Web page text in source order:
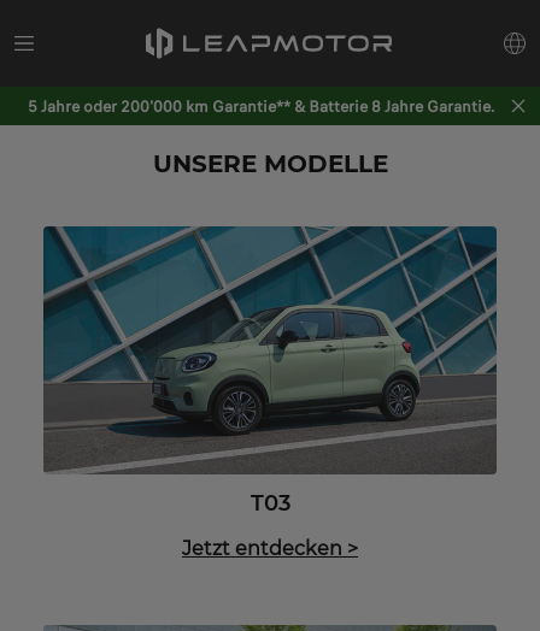
5 Jahre oder 200'000 km Garantie** & Batterie 8 Jahre Garantie.
UNSERE MODELLE
T03
Jetzt entdecken >